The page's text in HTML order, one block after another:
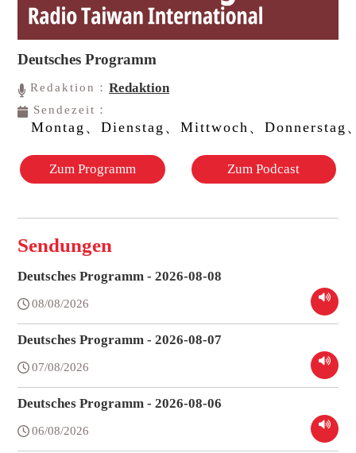
Deutsches Programm
Redaktion：Redaktion
Sendezeit：
Montag、Dienstag、Mittwoch、Donnerstag
Zum Programm Zum Podcast
Sendungen
Deutsches Programm - 2026-08-08
08/08/2026
Deutsches Programm - 2026-08-07
07/08/2026
Deutsches Programm - 2026-08-06
06/08/2026